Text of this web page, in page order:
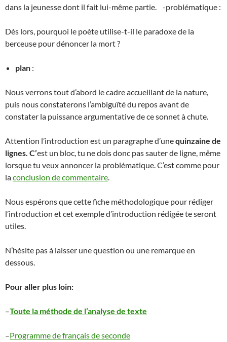
dans la jeunesse dont il fait lui-même partie. -problématique :
Dès lors, pourquoi le poète utilise-t-il le paradoxe de la
berceuse pour dénoncer la mort ?
plan :
Nous verrons tout d’abord le cadre accueillant de la nature,
puis nous constaterons l’ambiguïté du repos avant de
constater la puissance argumentative de ce sonnet à chute.
Attention l’introduction est un paragraphe d’unequinzaine de
lignes. C’est un bloc, tu ne dois donc pas sauter de ligne, même
lorsque tu veux annoncer la problématique. C’est comme pour
laconclusion de commentaire.
Nous espérons que cette fiche méthodologique pour rédiger
l’introduction et cet exemple d’introduction rédigée te seront
utiles.
N’hésite pas à laisser une question ou une remarque en
dessous.
Pour aller plus loin:
–Toute la méthode de l’analyse de texte
–Programme de français de seconde